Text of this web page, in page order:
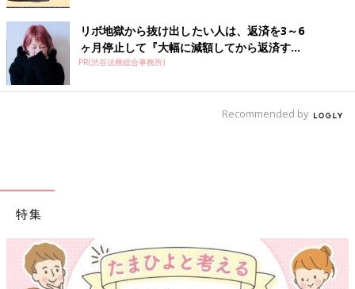
リボ地獄から抜け出したい人は、返済を3～6
ヶ月停止して『大幅に減額してから返済す...
PR(渋谷法務総合事務所)
Recommended by
特集